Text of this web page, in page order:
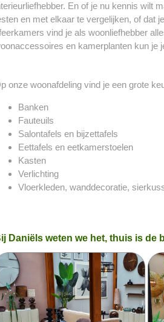
En of je nu kennis wilt
en met elkaar te vergelijken, of dat
vind je als woonliefhebber
en kamerplanten kun je
onze woonafdeling vind je een grote
Banken
Fauteuils
Salontafels en bijzettafels
Eettafels en eetkamerstoelen
Kasten
Verlichting
Vloerkleden, wanddecoratie,
Daniëls weten we het, thuis is de